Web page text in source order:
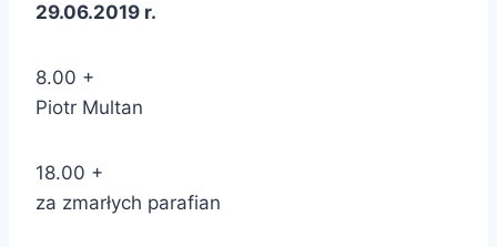
29.06.2019 r.
8.00 +
Piotr Multan
18.00 +
za zmarłych parafian